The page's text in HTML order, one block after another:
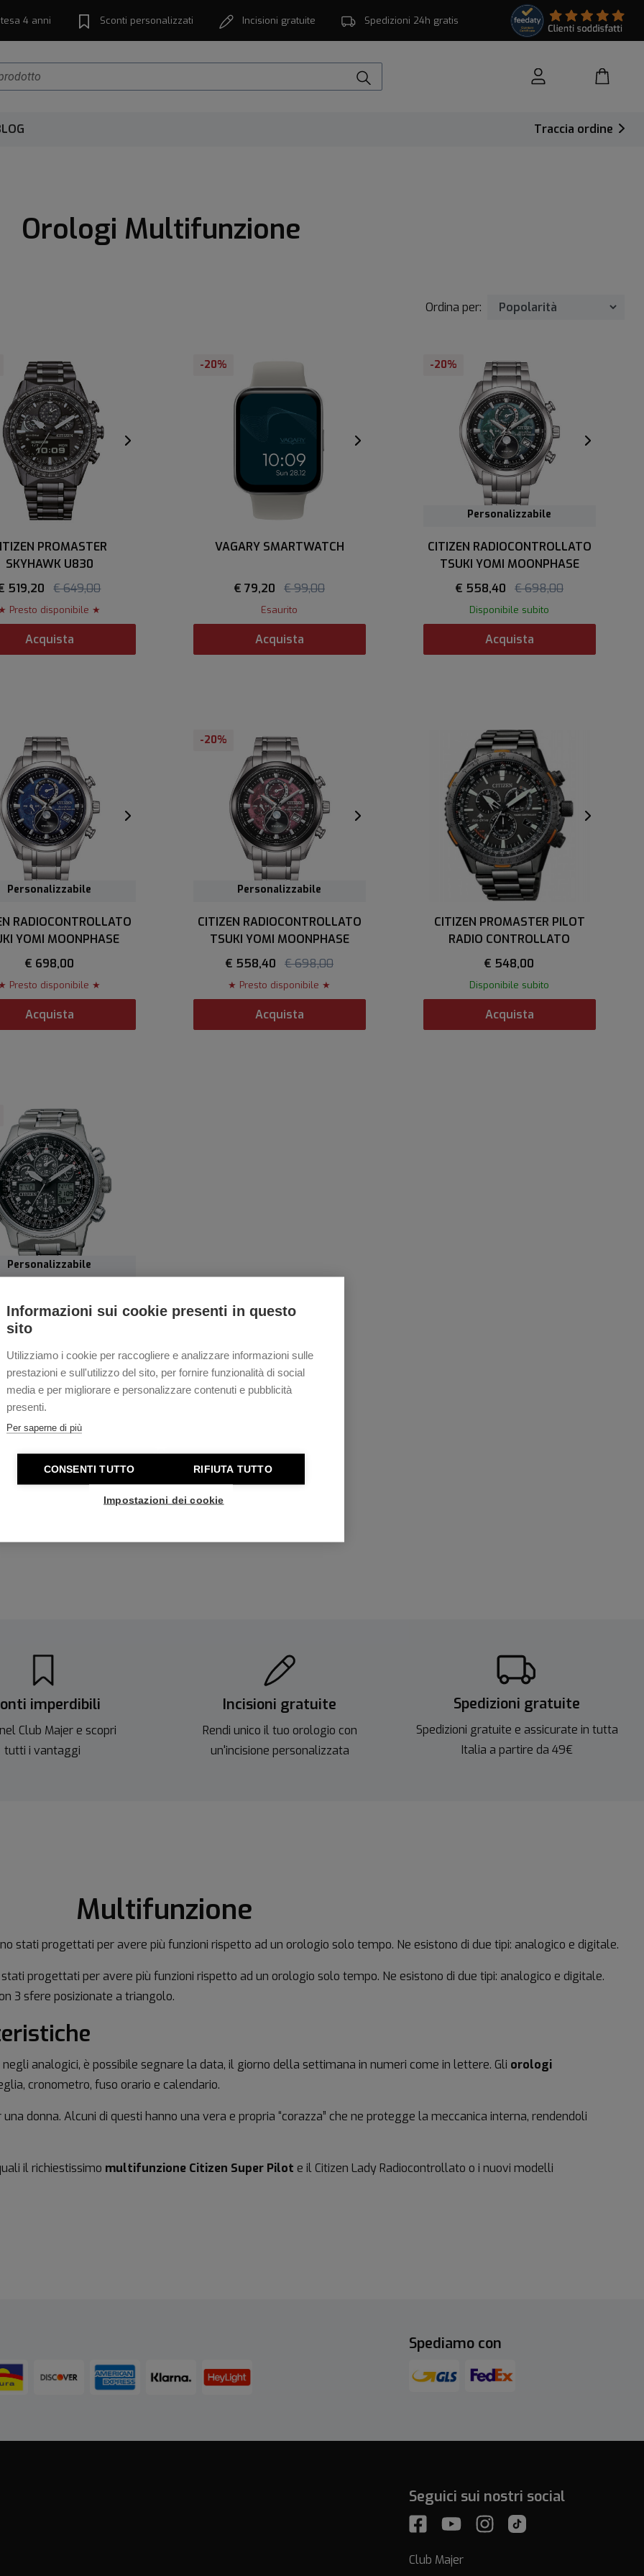
Informazioni sui cookie presenti in questo
sito
Utilizziamo i cookie per raccogliere e analizzare informazioni sulle
prestazioni e sull'utilizzo del sito, per fornire funzionalità di social
media e per migliorare e personalizzare contenuti e pubblicità
presenti.
Per saperne di più
CONSENTI TUTTO RIFIUTA TUTTO
Impostazioni dei cookie
4 anni Sconti personalizzati Incisioni gratuite Spedizioni 24h gratis
Traccia ordine
Orologi Multifunzione
Ordina per:
PROMASTER
SKYHAWK U830
519,20
€ 649,00
Presto disponibile ★
Acquista
-20%
VAGARY SMARTWATCH
€ 79,20 € 99,00
Esaurito
Acquista
-20%
Personalizzabile
Personalizzabile
CITIZEN RADIOCONTROLLATO
TSUKI YOMI MOONPHASE
€ 558,40
€ 698,00
Disponibile subito
Acquista
Personalizzabile
RADIOCONTROLLATO
YOMI MOONPHASE
€ 698,00
Presto disponibile ★
Acquista
-20%
Personalizzabile
Personalizzabile
CITIZEN RADIOCONTROLLATO
TSUKI YOMI MOONPHASE
€ 558,40
€ 698,00
★ Presto disponibile ★
Acquista
CITIZEN PROMASTER PILOT
RADIO CONTROLLATO
€ 548,00
Disponibile subito
Acquista
Personalizzabile
Disponibile subito
Acquista
1 2
imperdibili
Club Majer e scopri
tutti i vantaggi
Incisioni gratuite
Rendi unico il tuo orologio con
un'incisione personalizzata
Spedizioni gratuite
Spedizioni gratuite e assicurate in tutta
Italia a partire da 49€
Multifunzione
stati progettati per avere più funzioni rispetto ad un orologio solo tempo. Ne esistono di due tipi: analogico e digitale.
progettati per avere più funzioni rispetto ad un orologio solo tempo. Ne esistono di due tipi: analogico e digitale.
3 sfere posizionate a triangolo.
analogici, è possibile segnare la data, il giorno della settimana in numeri come in lettere. Gli orologi
cronometro, fuso orario e calendario.
donna. Alcuni di questi hanno una vera e propria “corazza” che ne protegge la meccanica interna, rendendoli
il richiestissimo multifunzione Citizen Super Pilot e il Citizen Lady Radiocontrollato o i nuovi modelli
Spediamo con
Seguici sui nostri social
Club Majer